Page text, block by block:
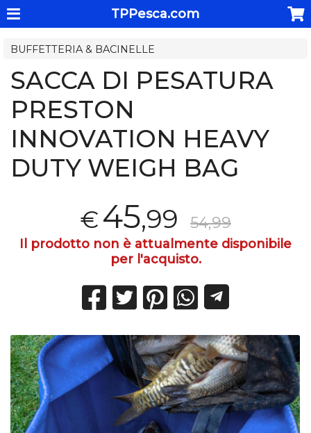
TPPesca.com
BUFFETTERIA & BACINELLE
SACCA DI PESATURA
PRESTON
INNOVATION HEAVY
DUTY WEIGH BAG
€45,99 54,99
Il prodotto non è attualmente disponibile
per l'acquisto.